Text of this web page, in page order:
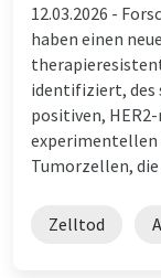
12.03.2026 -
haben einen
identifiziert,
positiven,
experimentellen
Tumorzellen, die
Zelltod